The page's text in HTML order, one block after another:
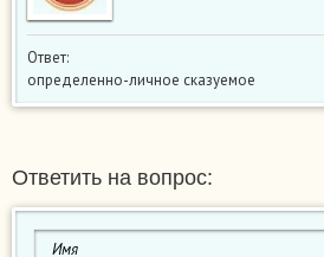
Ответ:
определенно-личное сказуемое
Ответить на вопрос: